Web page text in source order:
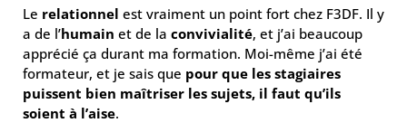
Le relationnel est vraiment un point fort chez F3DF. Il y
a de l’humain et de la convivialité, et j’ai beaucoup
apprécié ça durant ma formation. Moi-même j’ai été
formateur, et je sais que pour que les stagiaires
puissent bien maîtriser les sujets, il faut qu’ils
soient à l’aise.